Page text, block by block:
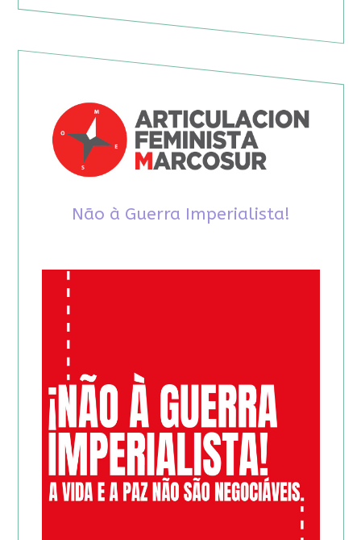
Não à Guerra Imperialista!